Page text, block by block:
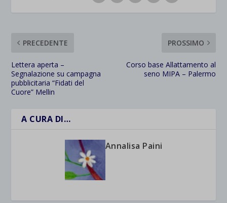
PRECEDENTE
Lettera aperta –
Segnalazione su campagna
pubblicitaria “Fidati del
Cuore” Mellin
PROSSIMO
Corso base Allattamento al
seno MIPA – Palermo
A CURA DI…
Annalisa Paini